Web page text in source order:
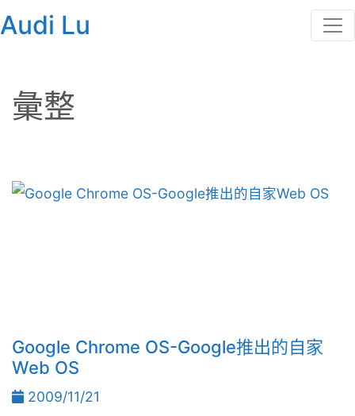
Audi Lu
彙整
Google Chrome OS-Google推出的自家
Web OS
2009/11/21